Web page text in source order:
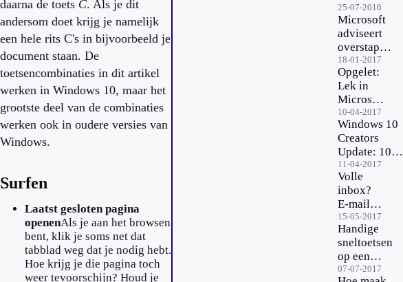
daarna de toets C. Als je dit
andersom doet krijg je namelijk
een hele rits C's in bijvoorbeeld je
document staan. De
toetsencombinaties in dit artikel
werken in Windows 10, maar het
grootste deel van de combinaties
werken ook in oudere versies van
Windows.
Surfen
Laatst gesloten pagina
openenAls je aan het browsen
bent, klik je soms net dat
tabblad weg dat je nodig hebt.
Hoe krijg je die pagina toch
weer tevoorschijn? Houd je
twijfelaars:
5 vragen én
antwoorden
over de
upgrade
25-07-2016
Microsoft
adviseert
overstap
Windows
10. Moet je
halsoverkop
updaten?
18-01-2017
Opgelet:
Lek in
Microsoft
Word
10-04-2017
Windows 10
Creators
Update: 10
veranderingen
op een rijtje
11-04-2017
Volle
inbox?
E-mail
opruimen
doe je
met deze
tips
15-05-2017
Handige
sneltoetsen
op een
Apple Mac
07-07-2017